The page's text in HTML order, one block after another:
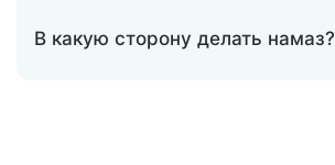
В какую сторону делать намаз?